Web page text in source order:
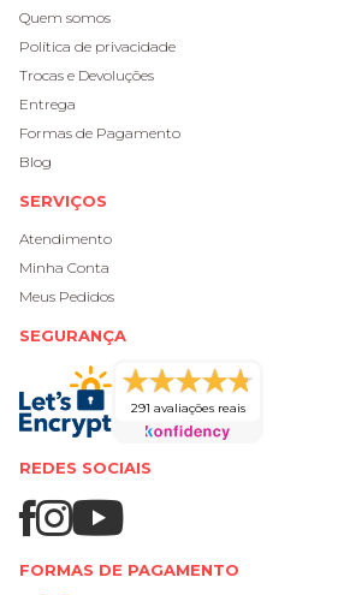
Quem somos
Política de privacidade
Trocas e Devoluções
Entrega
Formas de Pagamento
Blog
SERVIÇOS
Atendimento
Minha Conta
Meus Pedidos
SEGURANÇA
291 avaliações reais
REDES SOCIAIS
FORMAS DE PAGAMENTO